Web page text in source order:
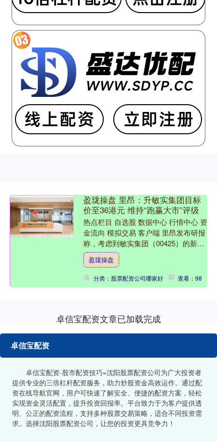
盈珑操盘 里昂：升敏实集团目标
价至36港元 维持“跑赢大市”评级
热点栏目 自选股 数据中心 行情中心 资
金流向 模拟交易 客户端 里昂发布研报
称，考虑到敏实集团（00425）的新订
单，上调公司今明两年的净利润预测
1%及2%，....
盈珑操盘
分类：股票配资公司哪家好 查看：98
卓信宝配资文章已加载完成
卓信宝配资
卓信宝配资-股市配资技巧=沈阳股票配资公司为广大投资者
提供专业的三倍杠杆配资服务，助力炒股资金高效运作。通过配
资在线导航官网，用户可快速了解安全、便捷的配资方案，轻松
实现资金灵活配置，提升投资回报率。平台致力于为客户提供透
明、公正的配资流程，支持多种股票交易策略，适合不同投资需
求。选择沈阳股票配资公司，让您的投资更具竞争力！